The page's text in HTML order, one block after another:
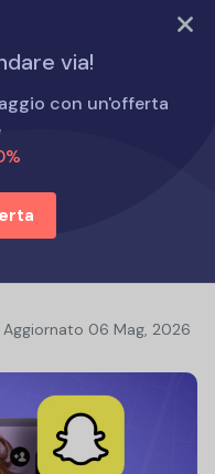
PROVA ORA
via!
con un'offerta
le posizioni
come
Aggiornato 06 Mag, 2026